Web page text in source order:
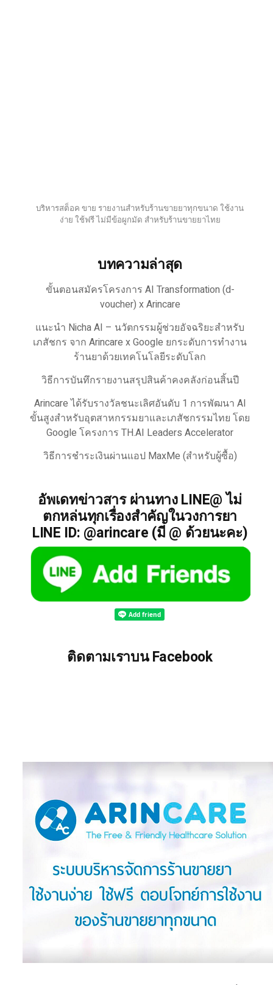
บริหารสต็อค ขาย รายงานสำหรับร้านขายยาทุกขนาด ใช้งาน
ง่าย ใช้ฟรี ไม่มีข้อผูกมัด สำหรับร้านขายยาไทย
บทความล่าสุด
ขั้นตอนสมัครโครงการ AI Transformation (d-
voucher) x Arincare
แนะนำ Nicha AI – นวัตกรรมผู้ช่วยอัจฉริยะสำหรับ
เภสัชกร จาก Arincare x Google ยกระดับการทำงาน
ร้านยาด้วยเทคโนโลยีระดับโลก
วิธีการบันทึกรายงานสรุปสินค้าคงคลังก่อนสิ้นปี
Arincare ได้รับรางวัลชนะเลิศอันดับ 1 การพัฒนา AI
ขั้นสูงสำหรับอุตสาหกรรมยาและเภสัชกรรมไทย โดย
Google โครงการ TH.AI Leaders Accelerator
วิธีการชำระเงินผ่านแอป MaxMe (สำหรับผู้ซื้อ)
อัพเดทข่าวสาร ผ่านทาง LINE@ ไม่
ตกหล่นทุกเรื่องสำคัญในวงการยา
LINE ID: @arincare (มี @ ด้วยนะคะ)
ติดตามเราบน Facebook